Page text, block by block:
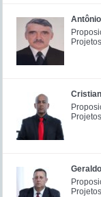
Projetos
Projetos
Projetos